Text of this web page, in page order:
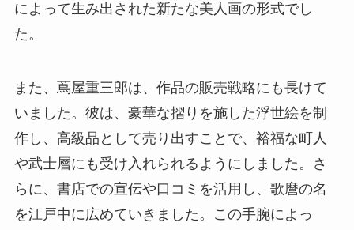
によって生み出された新たな美人画の形式でし
た。
また、蔦屋重三郎は、作品の販売戦略にも長けて
いました。彼は、豪華な摺りを施した浮世絵を制
作し、高級品として売り出すことで、裕福な町人
や武士層にも受け入れられるようにしました。さ
らに、書店での宣伝や口コミを活用し、歌麿の名
を江戸中に広めていきました。この手腕によっ